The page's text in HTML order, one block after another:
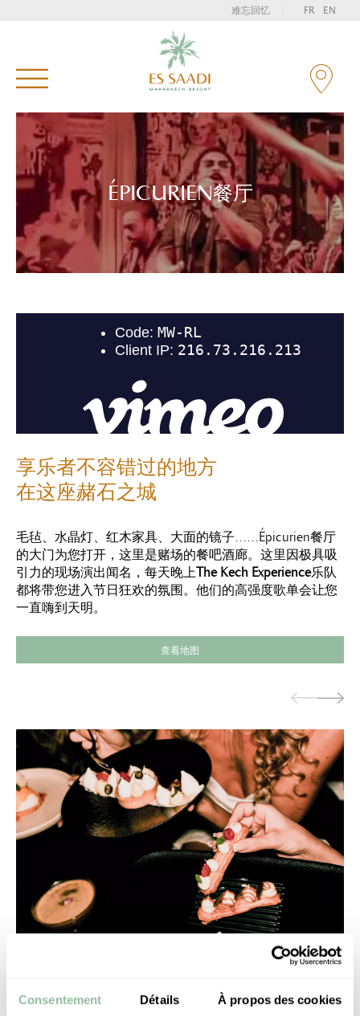
Consentement Détails À propos des cookies
难忘回忆 FR EN
ÉPICURIEN餐厅
享乐者不容错过的地方
在这座赭石之城
毛毡、水晶灯、红木家具、大面的镜子……Épicurien餐厅
的大门为您打开，这里是赌场的餐吧酒廊。这里因极具吸
引力的现场演出闻名，每天晚上The Kech Experience乐队
都将带您进入节日狂欢的氛围。他们的高强度歌单会让您
一直嗨到天明。
查看地图